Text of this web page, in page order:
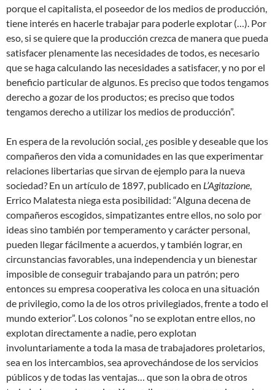
porque el capitalista, el poseedor de los medios de producción,
tiene interés en hacerle trabajar para poderle explotar (…). Por
eso, si se quiere que la producción crezca de manera que pueda
satisfacer plenamente las necesidades de todos, es necesario
que se haga calculando las necesidades a satisfacer, y no por el
beneficio particular de algunos. Es preciso que todos tengamos
derecho a gozar de los productos; es preciso que todos
tengamos derecho a utilizar los medios de producción”.
En espera de la revolución social, ¿es posible y deseable que los
compañeros den vida a comunidades en las que experimentar
relaciones libertarias que sirvan de ejemplo para la nueva
sociedad? En un artículo de 1897, publicado en L’Agitazione,
Errico Malatesta niega esta posibilidad: “Alguna decena de
compañeros escogidos, simpatizantes entre ellos, no solo por
ideas sino también por temperamento y carácter personal,
pueden llegar fácilmente a acuerdos, y también lograr, en
circunstancias favorables, una independencia y un bienestar
imposible de conseguir trabajando para un patrón; pero
entonces su empresa cooperativa les coloca en una situación
de privilegio, como la de los otros privilegiados, frente a todo el
mundo exterior”. Los colonos “no se explotan entre ellos, no
explotan directamente a nadie, pero explotan
involuntariamente a toda la masa de trabajadores proletarios,
sea en los intercambios, sea aprovechándose de los servicios
públicos y de todas las ventajas… que son la obra de otros